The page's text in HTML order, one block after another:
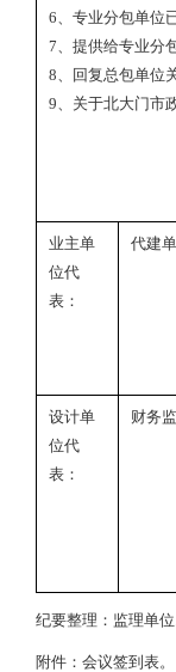
6 、专业分包单
7 、提供给专业
8 、回复总包单
9 、关于北大门
业主单
位代
表：
代建
设计单
位代
表：
财务
纪要整理：监理单位
附件：会议签到表。